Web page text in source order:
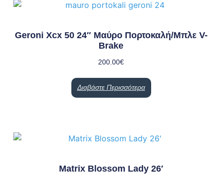
Geroni Xcx 50 24″ Μαύρο Πορτοκαλή/μπλε V-
Brake
200.00€
Διαβάστε Περισσότερα
Matrix Blossom Lady 26′